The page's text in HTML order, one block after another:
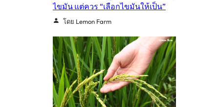
ไขมัน แต่ควร “เลือกไขมันให้เป็น”
โดย Lemon Farm